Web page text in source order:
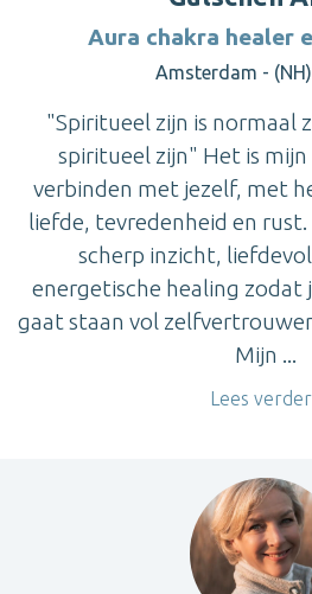
Aura chakra healer
Amsterdam -
"Spiritueel zijn is normaal
spiritueel zijn" Het is mijn
verbinden met jezelf, met
liefde, tevredenheid en
scherp inzicht,
energetische healing zodat
gaat staan vol
Mijn ...
Lees verder